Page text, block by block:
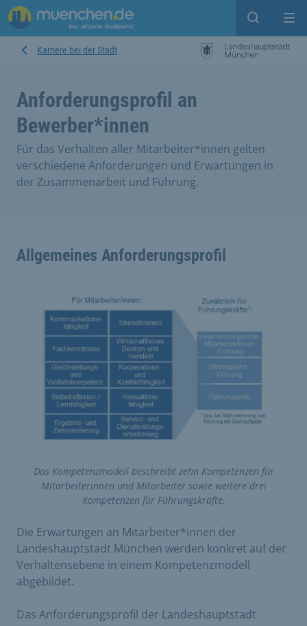
Suche
Karriere bei der Stadt
Anforderungsprofil an
Bewerber*innen
Für das Verhalten aller Mitarbeiter*innen gelten
verschiedene Anforderungen und Erwartungen in
der Zusammenarbeit und Führung.
Allgemeines Anforderungsprofil
Das Kompetenzmodell beschreibt zehn Kompetenzen für
Mitarbeiterinnen und Mitarbeiter sowie weitere drei
Kompetenzen für Führungskräfte.
Die Erwartungen an Mitarbeiter*innen der
Landeshauptstadt München werden konkret auf der
Verhaltensebene in einem Kompetenzmodell
abgebildet.
Das Anforderungsprofil der Landeshauptstadt